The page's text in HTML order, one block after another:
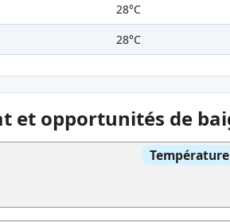
28°C
28°C
et opportunités de